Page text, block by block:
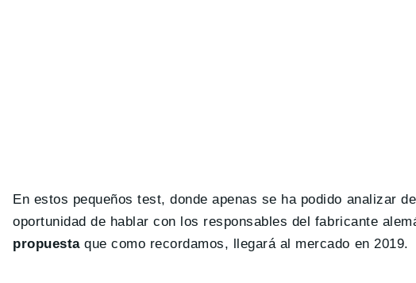
En estos pequeños test, donde apenas se ha podido analizar
oportunidad de hablar con los responsables del fabricante
propuestaque como recordamos, llegará al mercado en 2019.